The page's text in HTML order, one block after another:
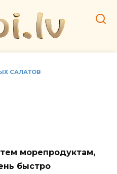
САЛАТОВ
морепродуктам,
быстро